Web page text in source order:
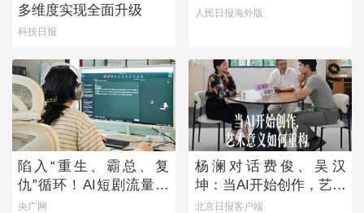
多维度实现全面升级
科技日报
人民日报海外版
陷入“重生、霸总、复
仇”循环！AI短剧流量狂
欢背后
央广网
杨澜对话费俊、吴汉
坤：当AI开始创作，艺术
意义如何重构
北京日报客户端